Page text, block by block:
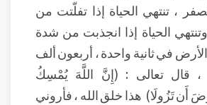
، تنتهي الحياة إذا تفلّتت من
الحياة إذا انجذبت من شدة
الأرض في ثانية واحدة ، أربعون ألف
، قال تعالى : (إِنَّ اللَّهَ يُمْسِكُ
أَن تَزُولَا) هذا خلق الله ، فأروني